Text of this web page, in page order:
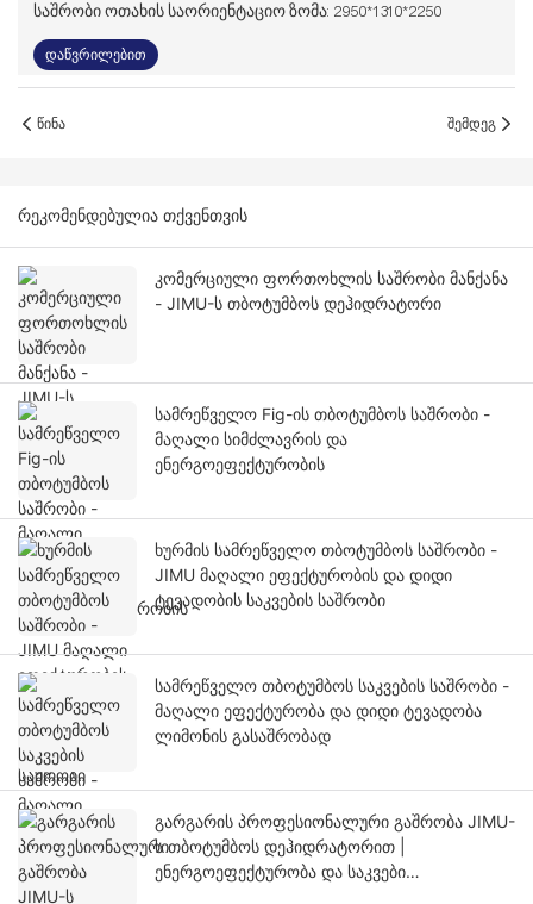
საშრობი ოთახის საორიენტაციო ზომა: 2950*1310*2250
დაწვრილებით
Წინა Შემდეგ
Რეკომენდებულია Თქვენთვის
კომერციული ფორთოხლის საშრობი მანქანა
- JIMU-ს თბოტუმბოს დეჰიდრატორი
სამრეწველო Fig-ის თბოტუმბოს საშრობი -
მაღალი სიმძლავრის და
ენერგოეფექტურობის
ხურმის სამრეწველო თბოტუმბოს საშრობი -
JIMU მაღალი ეფექტურობის და დიდი
ტევადობის საკვების საშრობი
სამრეწველო თბოტუმბოს საკვების საშრობი -
მაღალი ეფექტურობა და დიდი ტევადობა
ლიმონის გასაშრობად
გარგარის პროფესიონალური გაშრობა JIMU-
ს თბოტუმბოს დეჰიდრატორით |
ენერგოეფექტურობა და საკვები